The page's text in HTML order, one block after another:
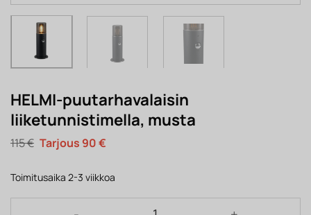
HELMI-puutarhavalaisin
liiketunnistimella, musta
115€ Alkuperäinen
hinta
115 €.
90€Nykyinen
90 €.
Toimitusaika 2-3 viikkoa
HELMI-puutarhavalaisin liiketunnistimella, musta